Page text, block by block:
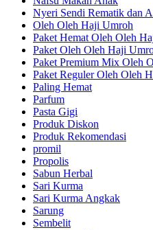
Nyeri Sendi Rematik dan
Oleh Oleh Haji Umroh
Paket Hemat Oleh Oleh
Paket Oleh Oleh Haji
Paket Premium Mix Oleh
Paket Reguler Oleh Oleh
Paling Hemat
Parfum
Pasta Gigi
Produk Diskon
Produk Rekomendasi
promil
Propolis
Sabun Herbal
Sari Kurma
Sari Kurma Angkak
Sarung
Sembelit